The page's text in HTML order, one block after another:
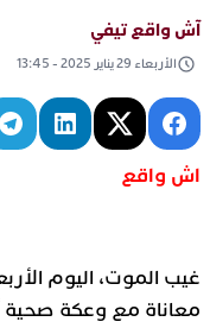
آش واقع تيفي
الأربعاء 29 يناير 2025 - 13:45
اش واقع
غيب الموت، اليوم
معاناة مع وعكة صحية